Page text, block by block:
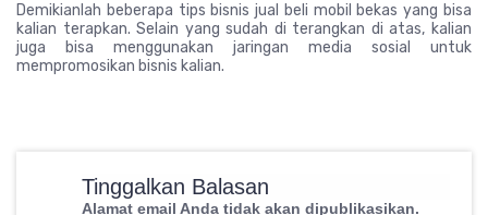
Demikianlah beberapa tips bisnis jual beli mobil bekas yang bisa
kalian terapkan. Selain yang sudah di terangkan di atas, kalian
juga bisa menggunakan jaringan media sosial untuk
mempromosikan bisnis kalian.
Tinggalkan Balasan
Alamat email Anda tidak akan dipublikasikan.